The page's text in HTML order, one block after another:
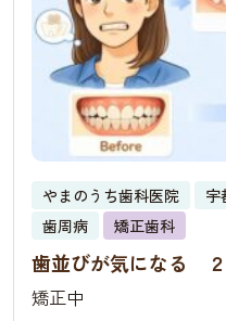
やまのうち歯科医院 宇
歯周病
矯正歯科
歯並びが気になる
矯正中